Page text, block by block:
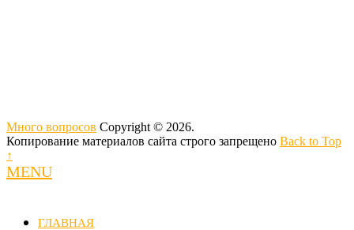
Много вопросов Copyright © 2026.
Копирование материалов сайта строго запрещено Back to Top
↑
MENU
ГЛАВНАЯ